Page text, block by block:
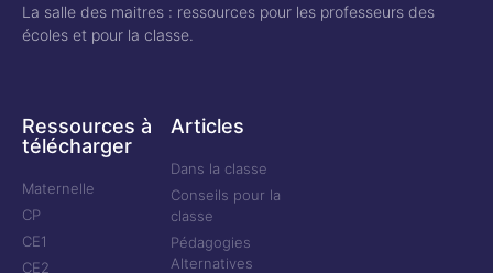
La salle des maitres : ressources pour les professeurs des
écoles et pour la classe.
Ressources à
télécharger
Maternelle
CP
CE1
CE2
Articles
Dans la classe
Conseils pour la
classe
Pédagogies
Alternatives